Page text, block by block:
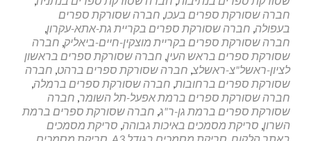
חברה שסורקת ספרים בעכו, חברה שסורקת ספרים
בעפולה, חברה שסורקת ספרים בקריית גת-אתא-עקרון,
חברה שסורקת ספרים בקריית מוצקין-חיים-ביאליק, חברה
שסורקת ספרים בראש העין, חברה שסורקת ספרים בראשון
לציון-ראשל"צ-ראשלצ, חברה שסורקת ספרים ברהט, חברה
שסורקת ספרים ברחובות, חברה שסורקת ספרים ברמלה,
חברה שסורקת ספרים ברמת אפעל-תל השומר, חברה
שסורקת ספרים ברמת גן-ר"ג, חברה שסורקת ספרים ברמת
השרון, סריקת מסמכים באיכות גבוהה, סריקת מסמכים